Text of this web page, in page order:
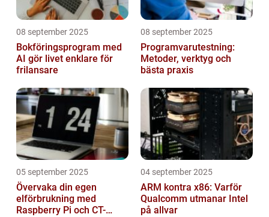
08 september 2025
Bokföringsprogram med
AI gör livet enklare för
frilansare
08 september 2025
Programvarutestning:
Metoder, verktyg och
bästa praxis
05 september 2025
Övervaka din egen
elförbrukning med
Raspberry Pi och CT-
04 september 2025
ARM kontra x86: Varför
Qualcomm utmanar Intel
på allvar